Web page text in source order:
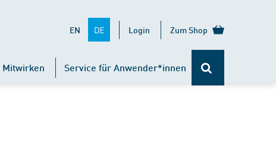
EN DE Login Zum Shop
Mitwirken Service für Anwender*innen